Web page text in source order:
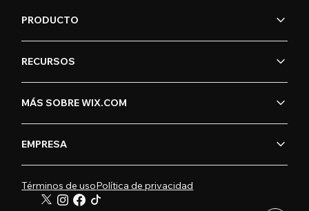
PRODUCTO
RECURSOS
MÁS SOBRE WIX.COM
EMPRESA
Términos de usoPolítica de privacidad